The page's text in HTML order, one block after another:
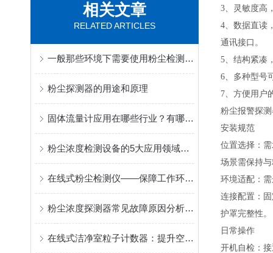
相关文章
RELATED ARTICLES
一般那些环境下需要使用粉尘检测仪？
粉尘探测器的用途和原理
固体流量计应用在哪些行业？有哪些特点优势？
粉尘浓度检测设备的5大应用领域您知道吗？
在线式粉尘检测仪——保障工作环境健康
粉尘浓度探测器常见故障原因分析与维护方案
在线式洁净室粒子计数器：提升空气质量，保障生产环境
3、灵敏度高
4、数据直读
通讯接口。
5、结构紧凑
6、多种型号
7、方便用户
粉尘报警探
安装规范
位置选择：
场景需保持
环境适配：
连接配置：
护罩完整性
日常操作
开机自检：